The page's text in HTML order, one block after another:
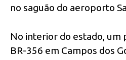
no saguão do aeroporto
No interior do estado, um
BR-356 em Campos dos